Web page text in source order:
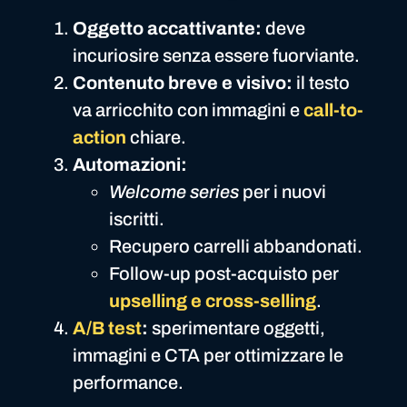
Oggetto accattivante: deve
incuriosire senza essere fuorviante.
Contenuto breve e visivo: il testo
va arricchito con immagini ecall-to-
action chiare.
Automazioni:
Welcome series per i nuovi
iscritti.
Recupero carrelli abbandonati.
Follow-up post-acquisto per
upselling e cross-selling.
A/B test: sperimentare oggetti,
immagini e CTA per ottimizzare le
performance.